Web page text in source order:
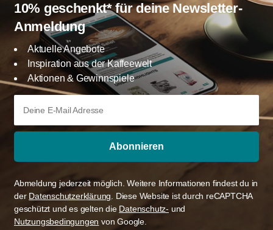
10% geschenkt* für deine Newsletter-
Anmeldung
Aktuelle Angebote
Inspiration aus der Kaffeewelt
Aktionen & Gewinnspiele
Deine E-Mail Adresse
Abonnieren
Abmeldung jederzeit möglich. Weitere Informationen findest du in
der Datenschutzerklärung. Diese Website ist durch reCAPTCHA
geschützt und es gelten die Datenschutz- und
Nutzungsbedingungen von Google.